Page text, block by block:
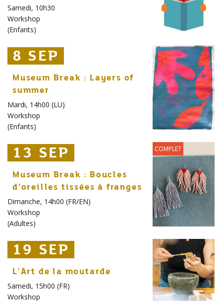
Samedi, 10h30
Workshop
(Enfants)
8 SEP
8 SEP
8 SEP
Museum Break : Layers of
summer
Mardi, 14h00 (LU)
Workshop
(Enfants)
13 SEP
13 SEP
13 SEP COMPLET
Museum Break : Boucles
d’oreilles tissées à franges
Dimanche, 14h00 (FR/EN)
Workshop
(Adultes)
19 SEP
19 SEP
19 SEP
L'Art de la moutarde
Samedi, 15h00 (FR)
Workshop